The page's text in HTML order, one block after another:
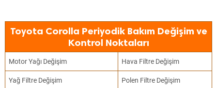
Toyota Corolla Periyodik Bakım Değişim ve
Kontrol Noktaları
Motor Yağı Değişim Hava Filtre Değişim
Yağ Filtre Değişim Polen Filtre Değişim